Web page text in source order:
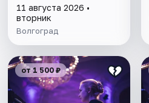
11 августа 2026 •
вторник
Волгоград
от 1 500 ₽